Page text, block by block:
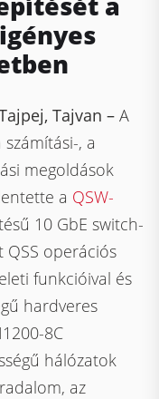
Tajvan – A
, a
megoldások
a QSW-
10 GbE switch-
QSS operációs
funkcióival és
hardveres
8C
hálózatok
az